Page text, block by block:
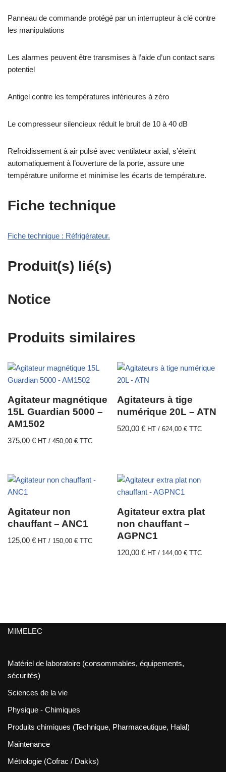
Panneau de commande protégé par un interrupteur à clé contre
les manipulations
Les alarmes peuvent être transmises à l’aide d’un contact sans
potentiel
Antigel contre les températures inférieures à zéro
Le compresseur silencieux réduit le bruit de 10 à 40 dB
Refroidissement à air pulsé avec ventilateur axial, s’éteint
automatiquement à l’ouverture de la porte, assure une
température uniforme et minimise les écarts de température.
Fiche technique
Fiche technique : Réfrigérateur.
Produit(s) lié(s)
Notice
Produits similaires
Agitateur magnétique
15L Guardian 5000 –
AM1502
375,00 € HT / 450,00 € TTC
Agitateurs à tige
numérique 20L – ATN
520,00€ HT /624,00€ TTC
Agitateur non
chauffant – ANC1
125,00 € HT / 150,00 € TTC
Agitateur extra plat
non chauffant –
AGPNC1
120,00€ HT / 144,00€ TTC
MIMELEC
Matériel de laboratoire (consommables, équipements,
sécurités)
Sciences de la vie
Physique - Chimiques
Produits chimiques (Technique, Pharmaceutique, Halal)
Maintenance
Métrologie (Cofrac / Dakks)